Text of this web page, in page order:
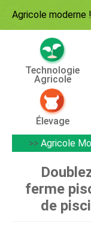
Agricole moderne !
Technologie
Agricole
Élevage
>> Agricole
ferme
de